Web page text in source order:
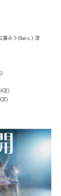
藤みう(flat-c.) 津
)